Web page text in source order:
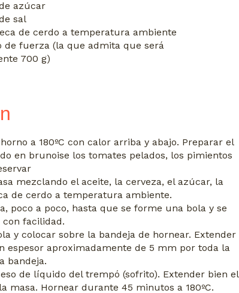
azúcar
sal
de cerdo a temperatura ambiente
de fuerza (la que admita que será
700 g)
a 180ºC con calor arriba y abajo. Preparar el
en brunoise los tomates pelados, los pimientos
mezclando el aceite, la cerveza, el azúcar, la
de cerdo a temperatura ambiente.
poco a poco, hasta que se forme una bola y se
facilidad.
y colocar sobre la bandeja de hornear. Extender
espesor aproximadamente de 5 mm por toda la
bandeja.
de líquido del trempó (sofrito). Extender bien el
masa. Hornear durante 45 minutos a 180ºC.